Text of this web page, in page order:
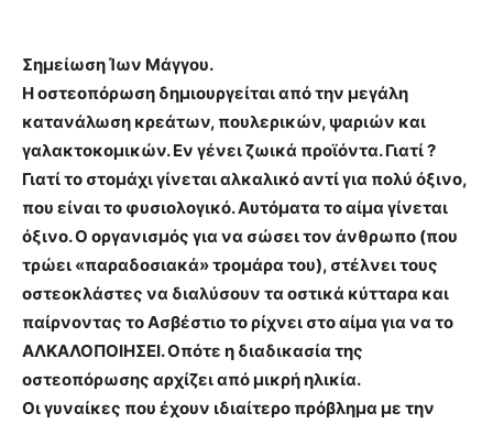
Σημείωση Ίων Μάγγου.
Η οστεοπόρωση δημιουργείται από την μεγάλη
κατανάλωση κρεάτων, πουλερικών, ψαριών και
γαλακτοκομικών. Εν γένει ζωικά προϊόντα. Γιατί ?
Γιατί το στομάχι γίνεται αλκαλικό αντί για πολύ όξινο,
που είναι το φυσιολογικό. Αυτόματα το αίμα γίνεται
όξινο. Ο οργανισμός για να σώσει τον άνθρωπο (που
τρώει «παραδοσιακά» τρομάρα του), στέλνει τους
οστεοκλάστες να διαλύσουν τα οστικά κύτταρα και
παίρνοντας το Ασβέστιο το ρίχνει στο αίμα για να το
ΑΛΚΑΛΟΠΟΙΗΣΕΙ. Οπότε η διαδικασία της
οστεοπόρωσης αρχίζει από μικρή ηλικία.
Οι γυναίκες που έχουν ιδιαίτερο πρόβλημα με την